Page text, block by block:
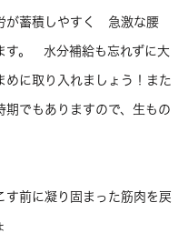
が蓄積しやすく 急激な腰
す。 水分補給も忘れずに大
めに取り入れましょう！また
でもありますので、生もの
まった筋肉を戻